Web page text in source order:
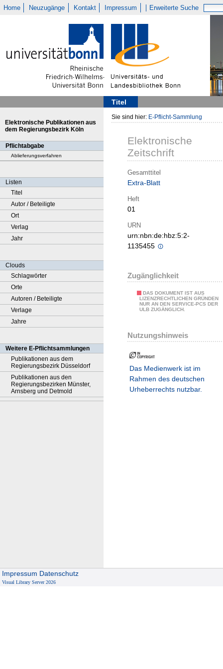
Home Neuzugänge Kontakt Impressum Erweiterte Suche
Titel
Elektronische Publikationen aus
dem Regierungsbezirk Köln
Pflichtabgabe
Ablieferungsverfahren
Listen
Titel
Autor / Beteiligte
Ort
Verlag
Jahr
Clouds
Schlagwörter
Orte
Autoren / Beteiligte
Verlage
Jahre
Weitere E-Pflichtsammlungen
Publikationen aus dem
Regierungsbezirk Düsseldorf
Publikationen aus den
Regierungsbezirken Münster,
Arnsberg und Detmold
Sie sind hier: E-Pflicht-Sammlung
Elektronische
Zeitschrift
Gesamttitel
Extra-Blatt
Heft
01
URN
urn:nbn:de:hbz:5:2-
1135455
Zugänglichkeit
DAS DOKUMENT IST AUS
LIZENZRECHTLICHEN GRÜNDEN
NUR AN DEN SERVICE-PCS DER
ULB ZUGÄNGLICH.
Nutzungshinweis
Das Medienwerk ist im
Rahmen des deutschen
Urheberrechts nutzbar.
Impressum Datenschutz
Visual Library Server 2026